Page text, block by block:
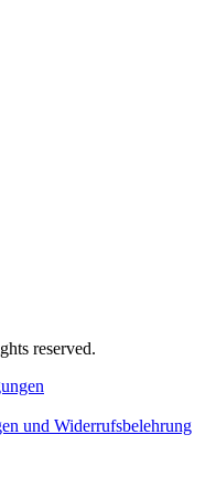
reserved.
und Widerrufsbelehrung